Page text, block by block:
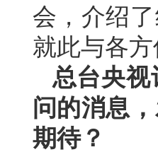
会，介绍
就此与各方
总台央
问的消息
期待？